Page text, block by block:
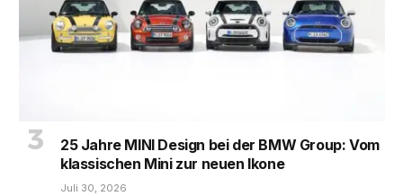
25 Jahre MINI Design bei der BMW Group: Vom
klassischen Mini zur neuen Ikone
Juli 30, 2026